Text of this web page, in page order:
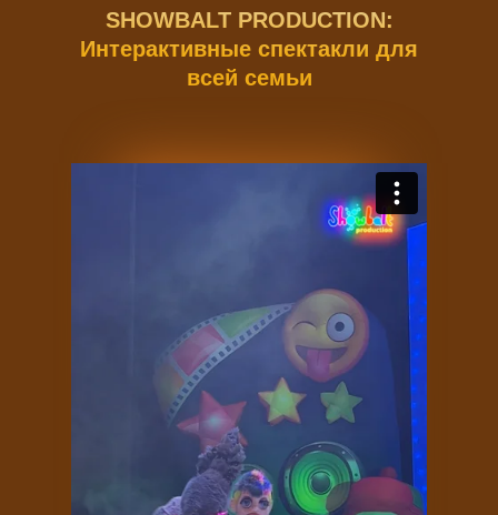
SHOWBALT PRODUCTION:
Интерактивные спектакли для
всей семьи